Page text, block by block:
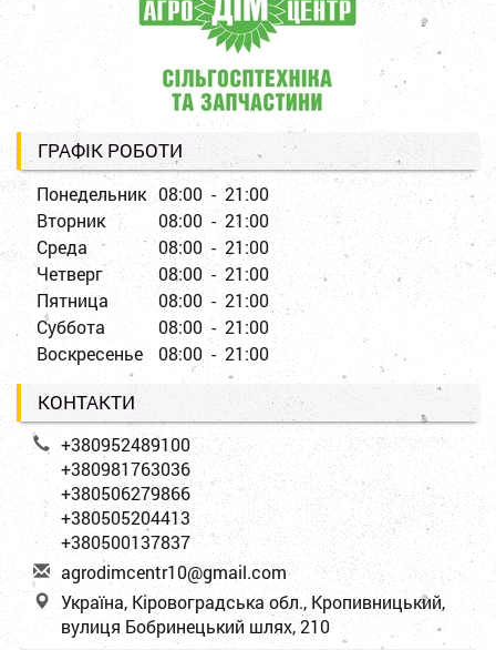
ГРАФІК РОБОТИ
Понедельник 08:00 - 21:00
Вторник
08:00 - 21:00
Среда
08:00 - 21:00
Четверг
08:00 - 21:00
Пятница
08:00 - 21:00
Суббота
08:00 - 21:00
Воскресенье
08:00 - 21:00
КОНТАКТИ
+380952489100
+380981763036
+380506279866
+380505204413
+380500137837
agrodimcentr10@gmail.com
Україна, Кіровоградська обл., Кропивницький,
вулиця Бобринецький шлях, 210